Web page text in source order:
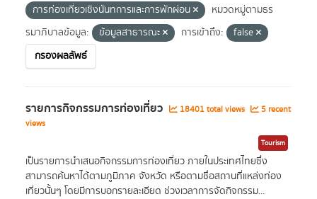
การท่องเที่ยวเชิงนันทการและการพักผ่อน
หมวดหมู่ตามธร
รมาภิบาลข้อมูล:
ข้อมูลสาธารณะ การเข้าถึง:
false
กรองผลลัพธ์
รายการกิจกรรมการท่องเที่ยว 18401 total views
5 recent
views
Tourism
เป็นรายการนำเสนอกิจกรรมการท่องเที่ยว ภายในประเทศไทยซึ่ง
สามารถค้นหาได้ตามภูมิภาค จังหวัด หรือตามชื่อสถานที่แหล่งท่อง
เที่ยวนั้นๆ โดยมีการบอกรายละเอียด ช่วงเวลาการจัดกิจกรรม...